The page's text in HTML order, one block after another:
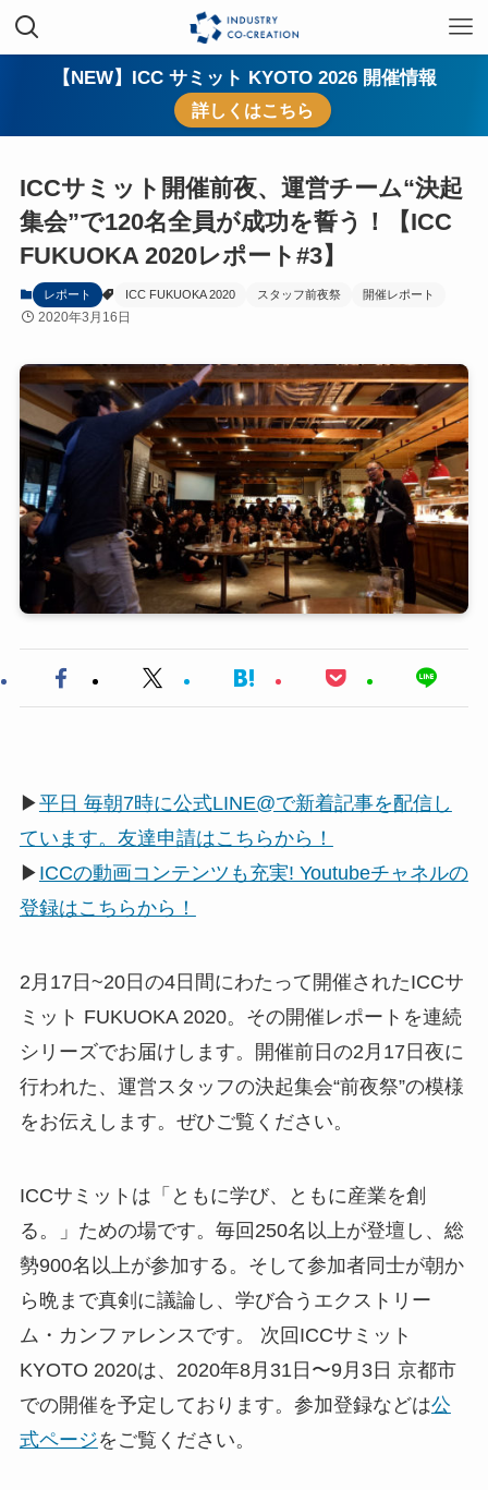
【NEW】ICC サミット KYOTO 2026 開催情報
詳しくはこちら
ICCサミット開催前夜、運営チーム“決起
集会”で120名全員が成功を誓う！【ICC
FUKUOKA 2020レポート#3】
レポート ICC FUKUOKA 2020 スタッフ前夜祭 開催レポート
2020年3月16日
▶平日 毎朝7時に公式LINE@で新着記事を配信し
ています。友達申請はこちらから！
▶ ICCの動画コンテンツも充実! Youtubeチャネルの
登録はこちらから！
2月17日~20日の4日間にわたって開催されたICCサ
ミット FUKUOKA 2020。その開催レポートを連続
シリーズでお届けします。開催前日の2月17日夜に
行われた、運営スタッフの決起集会“前夜祭”の模様
をお伝えします。ぜひご覧ください。
ICCサミットは「ともに学び、ともに産業を創
る。」ための場です。毎回250名以上が登壇し、総
勢900名以上が参加する。そして参加者同士が朝か
ら晩まで真剣に議論し、学び合うエクストリー
ム・カンファレンスです。 次回ICCサミット
KYOTO 2020は、2020年8月31日〜9月3日 京都市
での開催を予定しております。参加登録などは公
式ページをご覧ください。